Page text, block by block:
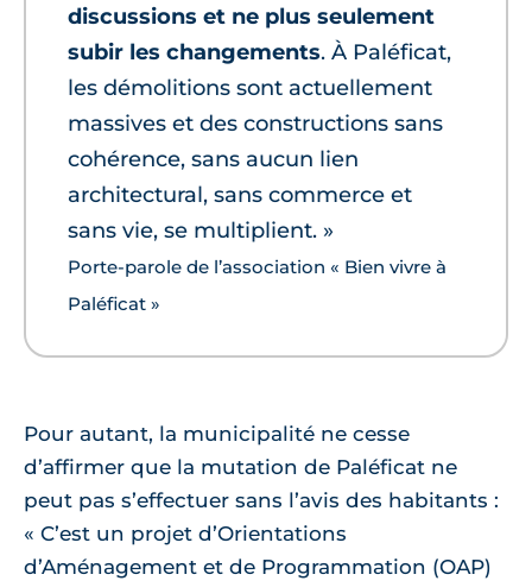
discussions et ne plus seulement
subir les changements. À Paléficat,
les démolitions sont actuellement
massives et des constructions sans
cohérence, sans aucun lien
architectural, sans commerce et
sans vie, se multiplient. »
Porte-parole de l’association « Bien vivre à
Paléficat »
Pour autant, la municipalité ne cesse
d’affirmer que la mutation de Paléficat ne
peut pas s’effectuer sans l’avis des habitants :
« C’est un projet d’Orientations
d’Aménagement et de Programmation (OAP)